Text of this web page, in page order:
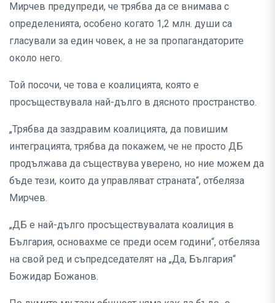
Мирчев предупреди, че трябва да се внимава с
определенията, особено когато 1,2 млн. души са
гласували за един човек, а не за пропагандаторите
около него.
Той посочи, че това е коалицията, която е
просъществувала най-дълго в дясното пространство.
„Трябва да заздравим коалицията, да повишим
интеграцията, трябва да покажем, че не просто ДБ
продължава да съществува уверено, но ние можем да
бъде тези, които да управляват страната“, отбеляза
Мирчев.
„ДБ е най-дълго просъществувалата коалиция в
България, основахме се преди осем години“, отбеляза
на свой ред и съпредседателят на „Да, България“
Божидар Божанов.